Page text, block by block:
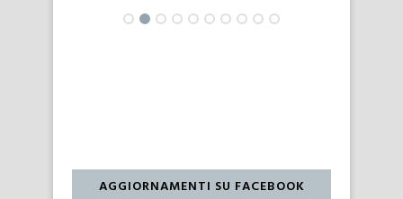
AGGIORNAMENTI SU FACEBOOK